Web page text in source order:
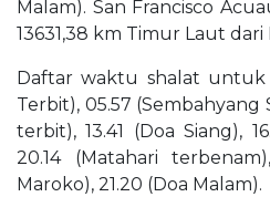
Malam). San Francisco
13631,38 km Timur Laut dari
Daftar waktu shalat untuk
Terbit), 05.57 (Sembahyang
terbit), 13.41 (Doa Siang),
20.14 (Matahari
Maroko), 21.20 (Doa Malam).